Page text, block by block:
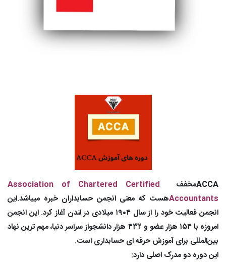
ACCAمخفف
Association of Chartered Certified
Accountantsهست که معنی انجمن حسابداران خبره میباشد.این
انجمن فعالیت خود را از سال ۱۹۰۴ میلادی در لندن آغاز کرد. این انجمن
امروزه با ۱۵۴ هزار عضو و ۴۳۲ هزار دانشجواز سراسر دنیا، مهم ترین نهاد
بین‌المللی برای آموزش حرفه ای حسابداری است.
این دوره دو مدرک اصلی دارد: